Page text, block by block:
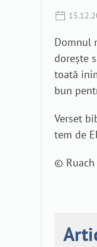
Domnul
dorește
toată
bun
Verset
tem de
©